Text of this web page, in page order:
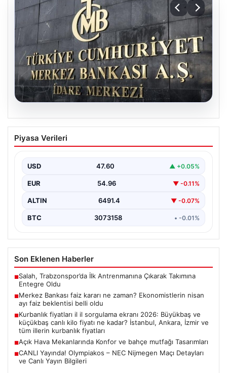
05.08.2026
Merkez Bankası faiz kararı ne zaman?
Ekonomistlerin nisan ayı faiz beklentisi
Piyasa Verileri
USD 47.60 ▲ +0.05%
EUR 54.96 ▼ -0.11%
ALTIN 6491.4 ▼ -0.07%
BTC 3073158 • -0.01%
Son Eklenen Haberler
■Salah, Trabzonspor’da İlk Antrenmanına Çıkarak Takımına
Entegre Oldu
■Merkez Bankası faiz kararı ne zaman? Ekonomistlerin nisan
ayı faiz beklentisi belli oldu
■Kurbanlık fiyatları il il sorgulama ekranı 2026: Büyükbaş ve
küçükbaş canlı kilo fiyatı ne kadar? İstanbul, Ankara, İzmir ve
tüm illerin kurbanlık fiyatları
■Açık Hava Mekanlarında Konfor ve bahçe mutfağı Tasarımları
■CANLI Yayında! Olympiakos – NEC Nijmegen Maçı Detayları
ve Canlı Yayın Bilgileri